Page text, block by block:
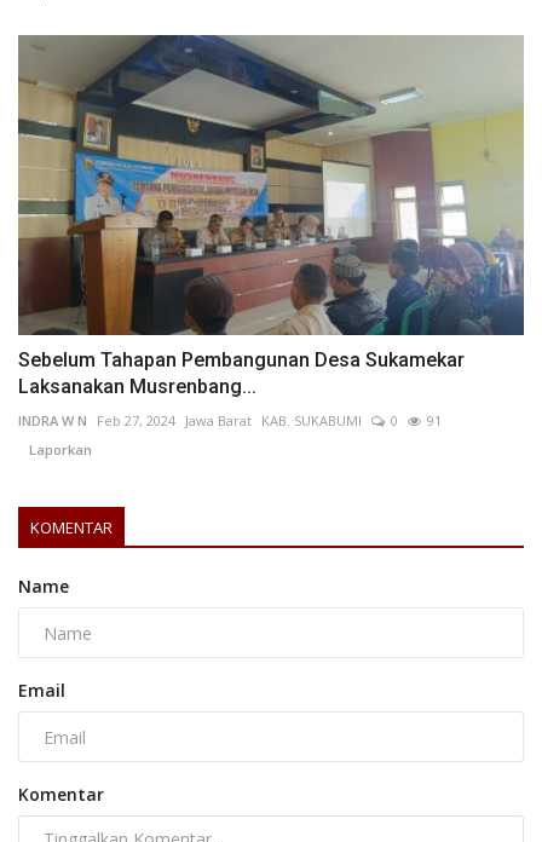
Sebelum Tahapan Pembangunan Desa Sukamekar
Laksanakan Musrenbang...
INDRA W N Feb 27, 2024 Jawa Barat KAB. SUKABUMI 0
91
Laporkan
KOMENTAR
Name
Email
Komentar